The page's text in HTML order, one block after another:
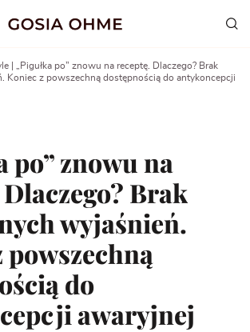
„Pigułka po” znowu na receptę. Dlaczego? Brak
Koniec z powszechną dostępnością do antykoncepcji
po” znowu na
Brak
wyjaśnień.
powszechną
do
awaryjnej